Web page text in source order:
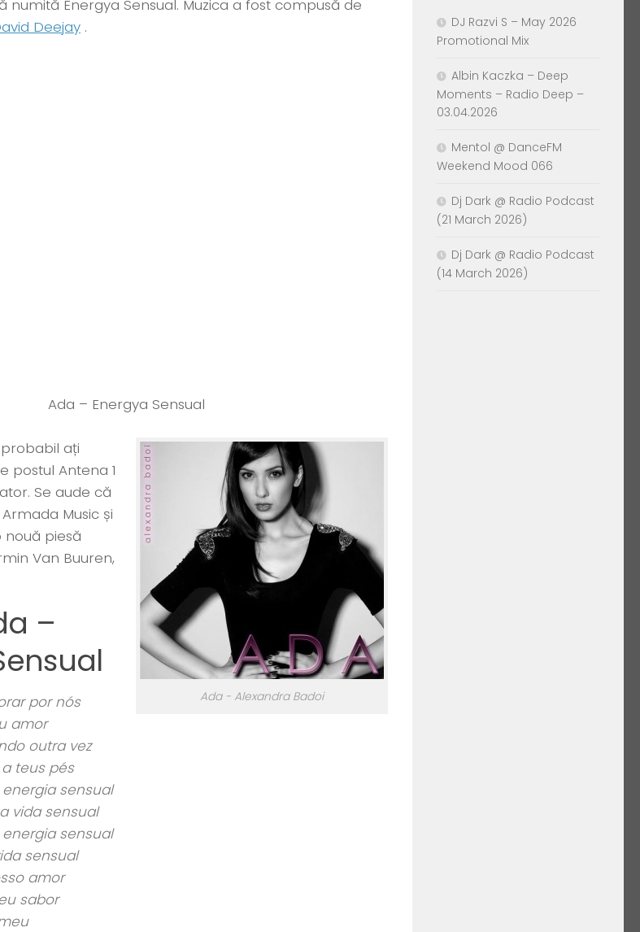
numită Energya Sensual. Muzica a fost compusă de
Deejay .
Ada – Energya Sensual
Ada - Alexandra Badoi
ați
postul Antena 1
Se aude că
Music și
piesă
Van Buuren,
–
por nós
amor
outra vez
teus pés
sensual
vida sensual
sensual
sensual
amor
sabor
DJ Razvi S – May 2026
Promotional Mix
Albin Kaczka – Deep
Moments – Radio Deep –
03.04.2026
Mentol @ DanceFM
Weekend Mood 066
Dj Dark @ Radio Podcast
(21 March 2026)
Dj Dark @ Radio Podcast
(14 March 2026)